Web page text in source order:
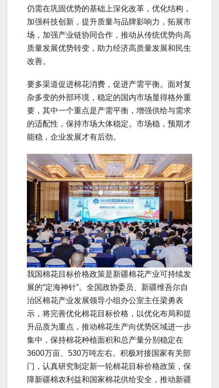
仍需在巩固优势的基础上深化改革，优化结构，
加强科技创新，提升质量与品牌影响力，拓展市
场，加强产业链协同合作，推动从传统优势向高
质量发展优势转变，助力经济高质量发展和民生
改善。
要多渠道促进棉花消费，促进产需平衡。面对复
杂多变的外部环境，稳定的国内市场显得格外重
要，其中一个重点是产需平衡，增强供给与需求
的适配性，保持市场大体稳定。市场稳，预期才
能稳，企业发展才有后劲。
我国棉花目标价格政策是新疆棉花产业可持续发
展的“定海神针”。全国政协委员、新疆维吾尔自
治区棉花产业发展领导小组办公室主任梁勇表
示，将完善优化棉花目标价格，以优化布局和提
升品质为重点，推动棉花生产向优势区域进一步
集中，保持棉花种植面积和总产量分别稳定在
3600万亩、530万吨左右。积极对接国家有关部
门，认真研究制定新一轮棉花目标价格政策，保
障新疆棉农利益和国家棉花供给安全，推动新疆